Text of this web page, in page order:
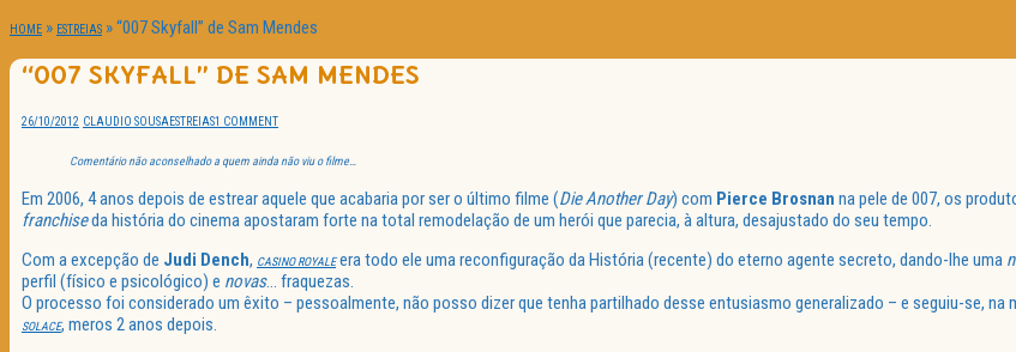
HOME » ESTREIAS »“007 Skyfall” de Sam Mendes
“007 SKYFALL” DE SAM MENDES
26/10/2012 CLAUDIO SOUSAESTREIAS1 COMMENT
Comentário não aconselhado a quem ainda não viu o filme…
Em 2006, 4 anos depois de estrear aquele que acabaria por ser o último filme (Die Another Day) com Pierce Brosnan na pele de 007, os
franchiseda história do cinema apostaram forte na total remodelação de um herói que parecia, à altura, desajustado do seu tempo.
Com a excepção de Judi Dench, CASINO ROYALEera todo ele uma reconfiguração da História (recente) do eterno agente secreto, dando-lhe uma
perfil (físico e psicológico) e novas… fraquezas.
O processo foi considerado um êxito – pessoalmente, não posso dizer que tenha partilhado desse entusiasmo generalizado – e seguiu-se, na
SOLACE, meros 2 anos depois.